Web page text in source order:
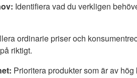
Identifiera vad du verkligen
ordinarie priser och
riktigt.
Prioritera produkter som är av